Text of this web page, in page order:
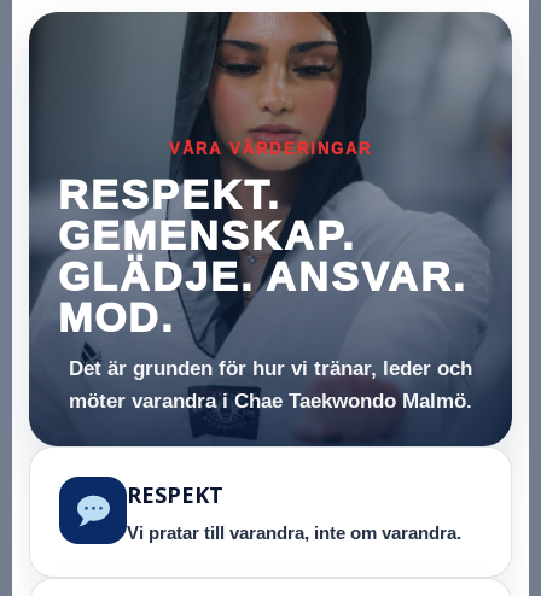
VÅRA VÄRDERINGAR
RESPEKT.
GEMENSKAP.
GLÄDJE. ANSVAR.
MOD.
Det är grunden för hur vi tränar, leder och
möter varandra i Chae Taekwondo Malmö.
RESPEKT
Vi pratar till varandra, inte om varandra.